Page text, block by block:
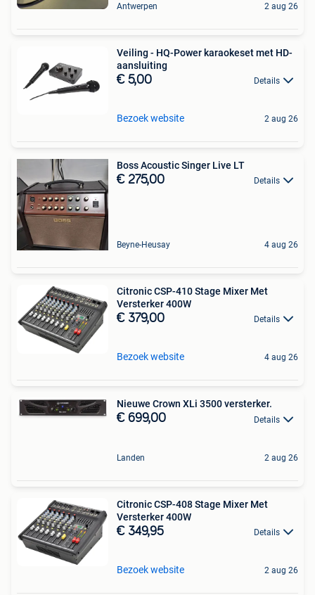
Antwerpen 2 aug 26
Veiling - HQ-Power karaokeset met HD-
aansluiting
€ 5,00 Details
Bezoek website 2 aug 26
Boss Acoustic Singer Live LT
€ 275,00 Details
Beyne-Heusay 4 aug 26
Citronic CSP-410 Stage Mixer Met
Versterker 400W
€ 379,00 Details
Bezoek website 4 aug 26
Nieuwe Crown XLi 3500 versterker.
€ 699,00 Details
Landen 2 aug 26
Citronic CSP-408 Stage Mixer Met
Versterker 400W
€ 349,95 Details
Bezoek website 2 aug 26